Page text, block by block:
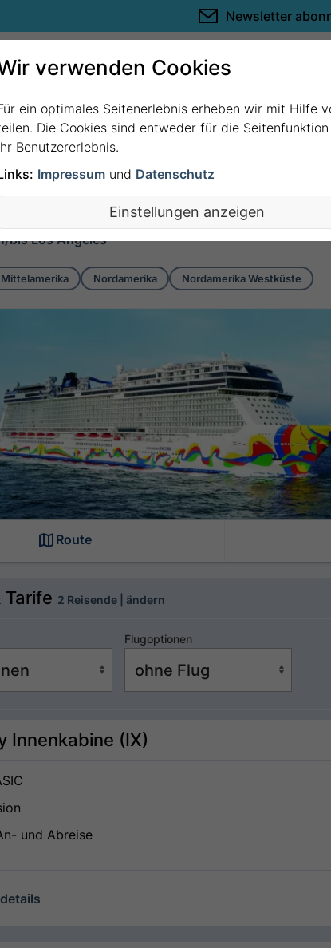
Newsletter
- Mexikanische Riviera - Los
bis Los Angeles
Mittelamerika Nordamerika Nordamerika Westküste
Route
Tarife 2 Reisende | ändern
Flugoptionen
Innenkabine (IX)
und Abreise
verwenden Cookies
ein optimales Seitenerlebnis erheben wir mit Hilfe
Die Cookies sind entweder für die
Benutzererlebnis.
Impressum und Datenschutz
Einstellungen anzeigen